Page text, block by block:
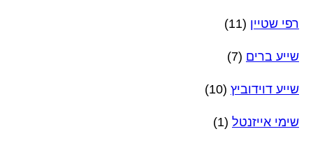
רפי שטיין (11)
שייע ברים (7)
שייע דוידוביץ (10)
שימי אייזנטל (1)